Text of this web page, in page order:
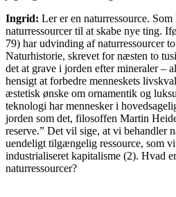
Ingrid: Ler er en naturressource.
naturressourcer til at skabe nye ting.
79) har udvinding af naturressourcer
Naturhistorie, skrevet for næsten to
det at grave i jorden efter mineraler –
hensigt at forbedre menneskets
æstetisk ønske om ornamentik og
teknologi har mennesker i
jorden som det, filosoffen Martin
reserve.” Det vil sige, at vi behandler
uendeligt tilgængelig ressource, som
industrialiseret kapitalisme (2). Hvad
naturressourcer?